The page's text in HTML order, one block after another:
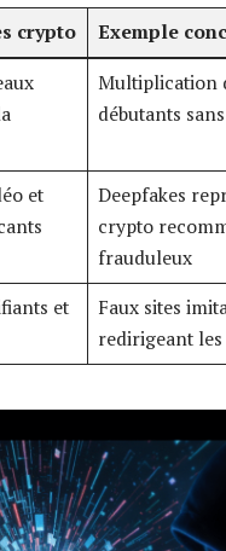
crypto
Exemple
Multiplication
débutants
et
Deepfakes
crypto
frauduleux
et
Faux sites
redirigeant